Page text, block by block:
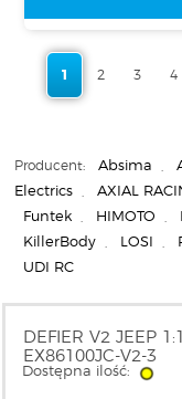
1 2 3 4
Producent: Absima
Electrics
AXIAL
Funtek HIMOTO
KillerBody LOSI
UDI RC
DEFIER V2 JEEP
EX86100JC-V2-3
Dostępna ilość: